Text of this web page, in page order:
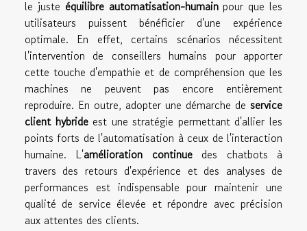
le juste équilibre automatisation-humainpour que les
utilisateurs puissent bénéficier d'une expérience
optimale. En effet, certains scénarios nécessitent
l'intervention de conseillers humains pour apporter
cette touche d'empathie et de compréhension que les
machines ne peuvent pas encore entièrement
reproduire. En outre, adopter une démarche de service
client hybrideest une stratégie permettant d'allier les
points forts de l'automatisation à ceux de l'interaction
humaine. L'amélioration continuedes chatbots à
travers des retours d'expérience et des analyses de
performances est indispensable pour maintenir une
qualité de service élevée et répondre avec précision
aux attentes des clients.